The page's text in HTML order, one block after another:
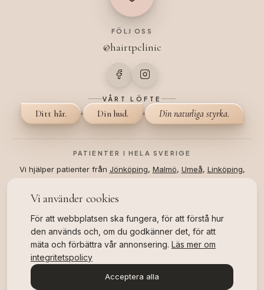
FÖLJ OSS
@hairtpclinic
VÅRT LÖFTE
Ditt hår. Din hud. Din naturliga styrka.
PATIENTER I HELA SVERIGE
Vi hjälper patienter från Jönköping, Malmö, Umeå, Linköping,
WebbplatskartaBokningsvillkor Integritetspolicy
4.8★★★★★
Google
OFFICIELLT SVENSKT BRANSCHPRIS
Vi använder cookies
För att webbplatsen ska fungera, för att förstå hur
den används och, om du godkänner det, för att
mäta och förbättra vår annonsering. Läs mer om
integritetspolicy
Acceptera alla